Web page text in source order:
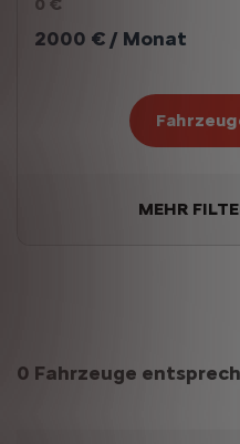
2000 € / Monat
MEHR
Suchergebnisse
0 Fahrzeuge